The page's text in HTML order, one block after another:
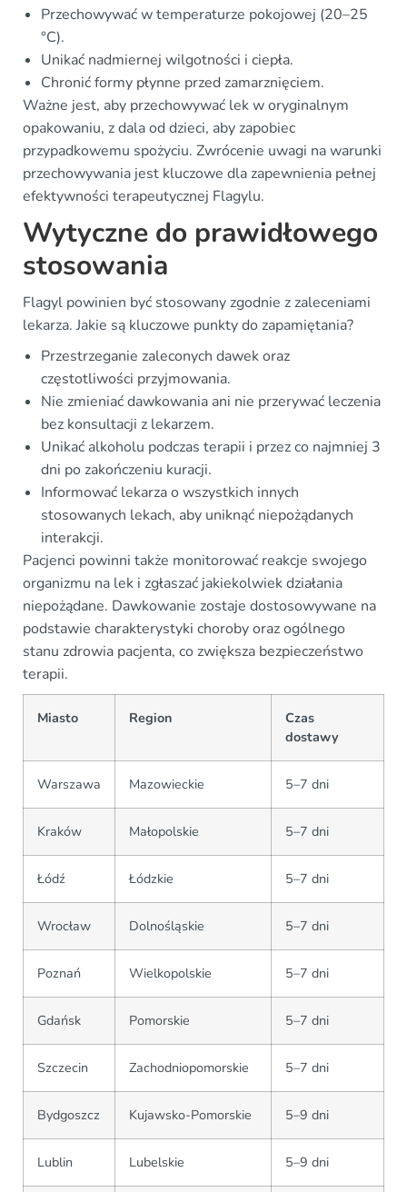
Przechowywać w temperaturze pokojowej (20–25
°C).
Unikać nadmiernej wilgotności i ciepła.
Chronić formy płynne przed zamarznięciem.
Ważne jest, aby przechowywać lek w oryginalnym
opakowaniu, z dala od dzieci, aby zapobiec
przypadkowemu spożyciu. Zwrócenie uwagi na warunki
przechowywania jest kluczowe dla zapewnienia pełnej
efektywności terapeutycznej Flagylu.
Wytyczne do prawidłowego
stosowania
Flagyl powinien być stosowany zgodnie z zaleceniami
lekarza. Jakie są kluczowe punkty do zapamiętania?
Przestrzeganie zaleconych dawek oraz
częstotliwości przyjmowania.
Nie zmieniać dawkowania ani nie przerywać leczenia
bez konsultacji z lekarzem.
Unikać alkoholu podczas terapii i przez co najmniej 3
dni po zakończeniu kuracji.
Informować lekarza o wszystkich innych
stosowanych lekach, aby uniknąć niepożądanych
interakcji.
Pacjenci powinni także monitorować reakcje swojego
organizmu na lek i zgłaszać jakiekolwiek działania
niepożądane. Dawkowanie zostaje dostosowywane na
podstawie charakterystyki choroby oraz ogólnego
stanu zdrowia pacjenta, co zwiększa bezpieczeństwo
terapii.
Miasto Region
Czas
dostawy
Warszawa Mazowieckie 5–7 dni
Kraków Małopolskie 5–7 dni
Łódź Łódzkie 5–7 dni
Wrocław Dolnośląskie 5–7 dni
Poznań Wielkopolskie 5–7 dni
Gdańsk Pomorskie 5–7 dni
Szczecin Zachodniopomorskie 5–7 dni
Bydgoszcz Kujawsko-Pomorskie 5–9 dni
Lublin Lubelskie 5–9 dni